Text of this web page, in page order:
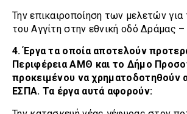
Την επικαιροποίηση των μελετών για
του Αγγίτη στην εθνική οδό Δράμας
4. Έργα τα οποία αποτελούν
Περιφέρεια ΑΜΘ και το Δήμο
προκειμένου να χρηματοδοτηθούν
ΕΣΠΑ. Τα έργα αυτά αφορούν: